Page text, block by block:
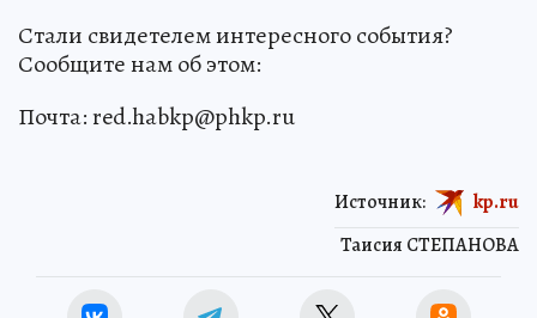
Стали свидетелем интересного события?
Сообщите нам об этом:
Почта: red.habkp@phkp.ru
Таисия СТЕПАНОВА
Источник: kp.ru